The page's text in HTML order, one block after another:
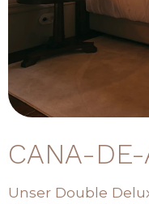
CANA-DE-
Unser Double